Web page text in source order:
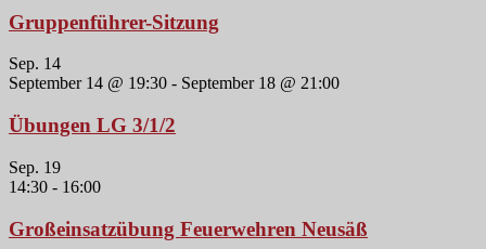
Gruppenführer-Sitzung
Sep. 14
September 14 @ 19:30 - September 18 @ 21:00
Übungen LG 3/1/2
Sep. 19
14:30 - 16:00
Großeinsatzübung Feuerwehren Neusäß